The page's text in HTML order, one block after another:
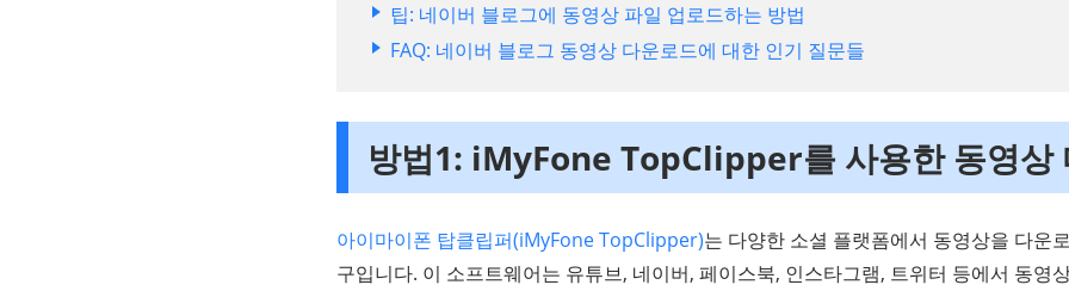
팁: 네이버 블로그에 동영상 파일 업로드하는 방법
FAQ: 네이버 블로그 동영상 다운로드에 대한 인기 질문들
방법1: iMyFone TopClipper를 사용한 동영상
아이마이폰 탑클립퍼(iMyFone TopClipper)는 다양한 소셜 플랫폼에서 동영상을 다운
구입니다. 이 소프트웨어는 유튜브, 네이버, 페이스북, 인스타그램, 트위터 등에서 동영